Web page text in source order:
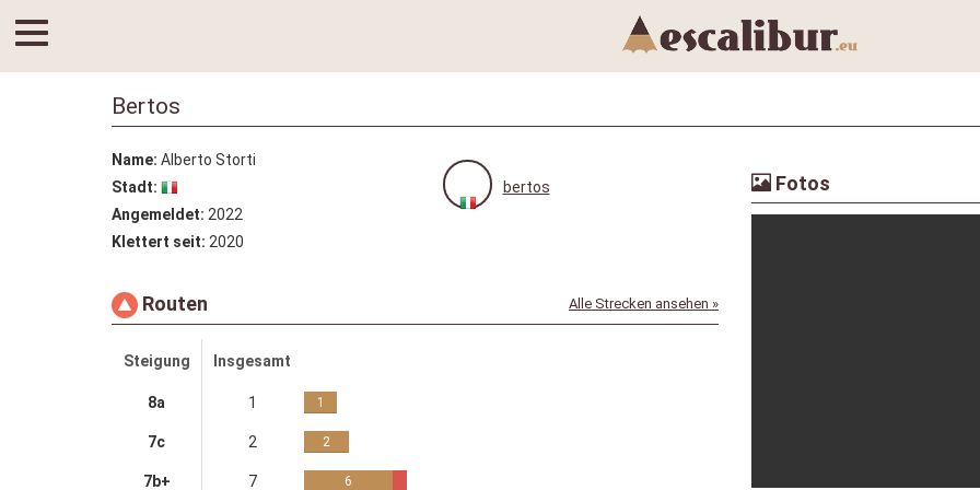
Bertos
Name: Alberto Storti
Stadt:
Angemeldet: 2022
Klettert seit: 2020
bertos
Routen Alle Strecken ansehen »
Steigung Insgesamt
8a 1 1
7c 2 2
7b+ 7 6
Fotos